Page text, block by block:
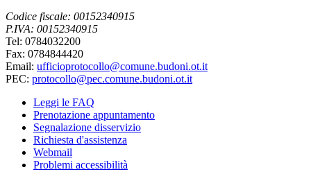
Codice fiscale: 00152340915
P.IVA: 00152340915
Tel: 0784032200
Fax: 0784844420
Email: ufficioprotocollo@comune.budoni.ot.it
PEC: protocollo@pec.comune.budoni.ot.it
Leggi le FAQ
Prenotazione appuntamento
Segnalazione disservizio
Richiesta d'assistenza
Webmail
Problemi accessibilità